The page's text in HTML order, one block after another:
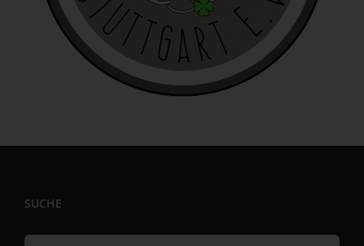
SUCHE
identifizierbar wird eine natürliche Person angesehen, die
direkt oder indirekt, insbesondere mittels Zuordnung zu
einer Kennung wie einem Namen, zu einer Kennnummer,
zu Standortdaten, zu einer Online-Kennung oder zu
einem oder mehreren besonderen Merkmalen, die
Ausdruck der physischen, physiologischen, genetischen,
werden kann.
Betroffene Person ist jede identifizierte oder
personenbezogene Daten von dem für die Verarbeitung